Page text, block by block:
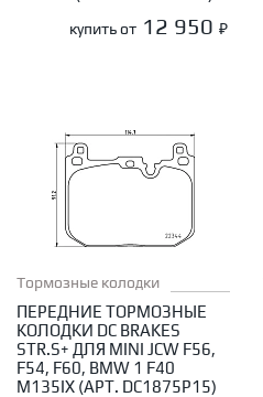
купить от 12 950 ₽
Тормозные колодки
ПЕРЕДНИЕ ТОРМОЗНЫЕ
КОЛОДКИ DC BRAKES
STR.S+ ДЛЯ MINI JCW F56,
F54, F60, BMW 1 F40
M135IX (АРТ. DC1875P15)